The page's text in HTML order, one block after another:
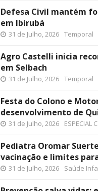
Defesa Civil mantém
em Ibirubá
31 de Julho, 2026 Temporal
Agro Castelli inicia
em Selbach
31 de Julho, 2026 Temporal
Festa do Colono e
desenvolvimento de
31 de Julho, 2026 ESPECIAL
Pediatra Oromar
vacinação e limites
31 de Julho, 2026 Saúde